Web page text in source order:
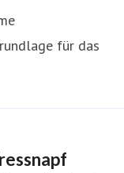
für das